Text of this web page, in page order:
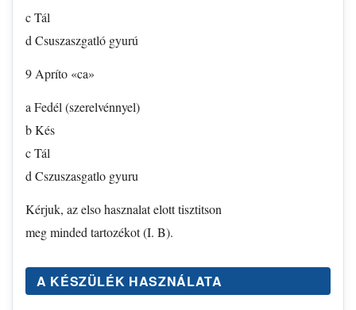
c Tál
d Csuszaszgatló gyurú
9 Apríto «ca»
a Fedél (szerelvénnyel)
b Kés
c Tál
d Cszuszasgatlo gyuru
Kérjuk, az elso hasznalat elott tisztitson
meg minded tartozékot (I. B).
A KÉSZÜLÉK HASZNÁLATA